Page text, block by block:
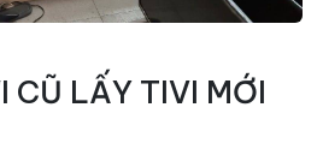
CŨ LẤY TIVI MỚI